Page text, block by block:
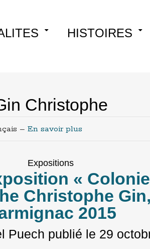
HISTOIRES
Christophe
– En savoir plus
Expositions
«
Christophe
2015
Puech publié le 29